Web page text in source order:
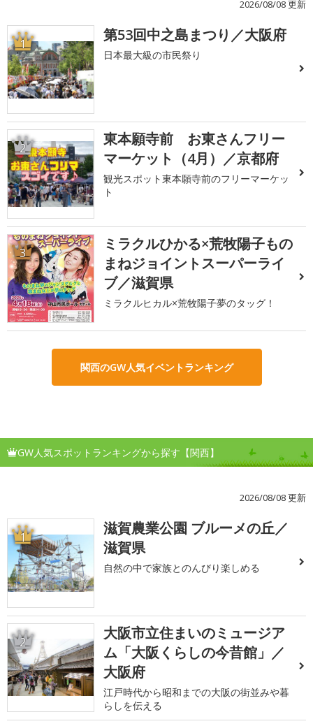
2026/08/08 更新
1 第53回中之島まつり／大阪府
日本最大級の市民祭り
2
東本願寺前 お東さんフリー
マーケット（4月）／京都府
観光スポット東本願寺前のフリーマーケッ
ト
3
ミラクルひかる×荒牧陽子もの
まねジョイントスーパーライ
ブ／滋賀県
ミラクルヒカル×荒牧陽子夢のタッグ！
関西のGW人気イベントランキング
GW人気スポットランキングから探す【関西】
2026/08/08 更新
1
滋賀農業公園 ブルーメの丘／
滋賀県
自然の中で家族とのんびり楽しめる
2
大阪市立住まいのミュージア
ム「大阪くらしの今昔館」／
大阪府
江戸時代から昭和までの大阪の街並みや暮
らしを伝える